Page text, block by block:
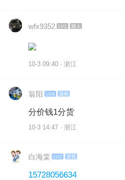
wfx9352 LV1 路人
10-3 09:40 · 浙江
翁阳 LV4 巡检
分价钱1分货
10-3 14:47 · 浙江
白海棠 LV2 里胥
15728056634